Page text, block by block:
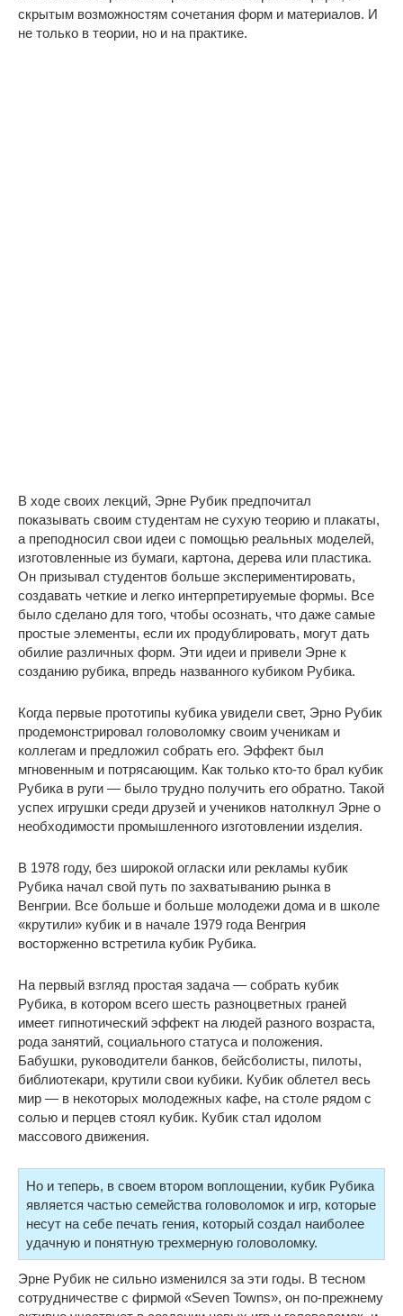
скрытым возможностям сочетания форм и материалов. И
не только в теории, но и на практике.
В ходе своих лекций, Эрне Рубик предпочитал
показывать своим студентам не сухую теорию и плакаты,
а преподносил свои идеи с помощью реальных моделей,
изготовленные из бумаги, картона, дерева или пластика.
Он призывал студентов больше экспериментировать,
создавать четкие и легко интерпретируемые формы. Все
было сделано для того, чтобы осознать, что даже самые
простые элементы, если их продублировать, могут дать
обилие различных форм. Эти идеи и привели Эрне к
созданию рубика, впредь названного кубиком Рубика.
Когда первые прототипы кубика увидели свет, Эрно Рубик
продемонстрировал головоломку своим ученикам и
коллегам и предложил собрать его. Эффект был
мгновенным и потрясающим. Как только кто-то брал кубик
Рубика в руги — было трудно получить его обратно. Такой
успех игрушки среди друзей и учеников натолкнул Эрне о
необходимости промышленного изготовлении изделия.
В 1978 году, без широкой огласки или рекламы кубик
Рубика начал свой путь по захватыванию рынка в
Венгрии. Все больше и больше молодежи дома и в школе
«крутили» кубик и в начале 1979 года Венгрия
восторженно встретила кубик Рубика.
На первый взгляд простая задача — собрать кубик
Рубика, в котором всего шесть разноцветных граней
имеет гипнотический эффект на людей разного возраста,
рода занятий, социального статуса и положения.
Бабушки, руководители банков, бейсболисты, пилоты,
библиотекари, крутили свои кубики. Кубик облетел весь
мир — в некоторых молодежных кафе, на столе рядом с
солью и перцев стоял кубик. Кубик стал идолом
массового движения.
Но и теперь, в своем втором воплощении, кубик Рубика
является частью семейства головоломок и игр, которые
несут на себе печать гения, который создал наиболее
удачную и понятную трехмерную головоломку.
Эрне Рубик не сильно изменился за эти годы. В тесном
сотрудничестве с фирмой «Seven Towns», он по-прежнему